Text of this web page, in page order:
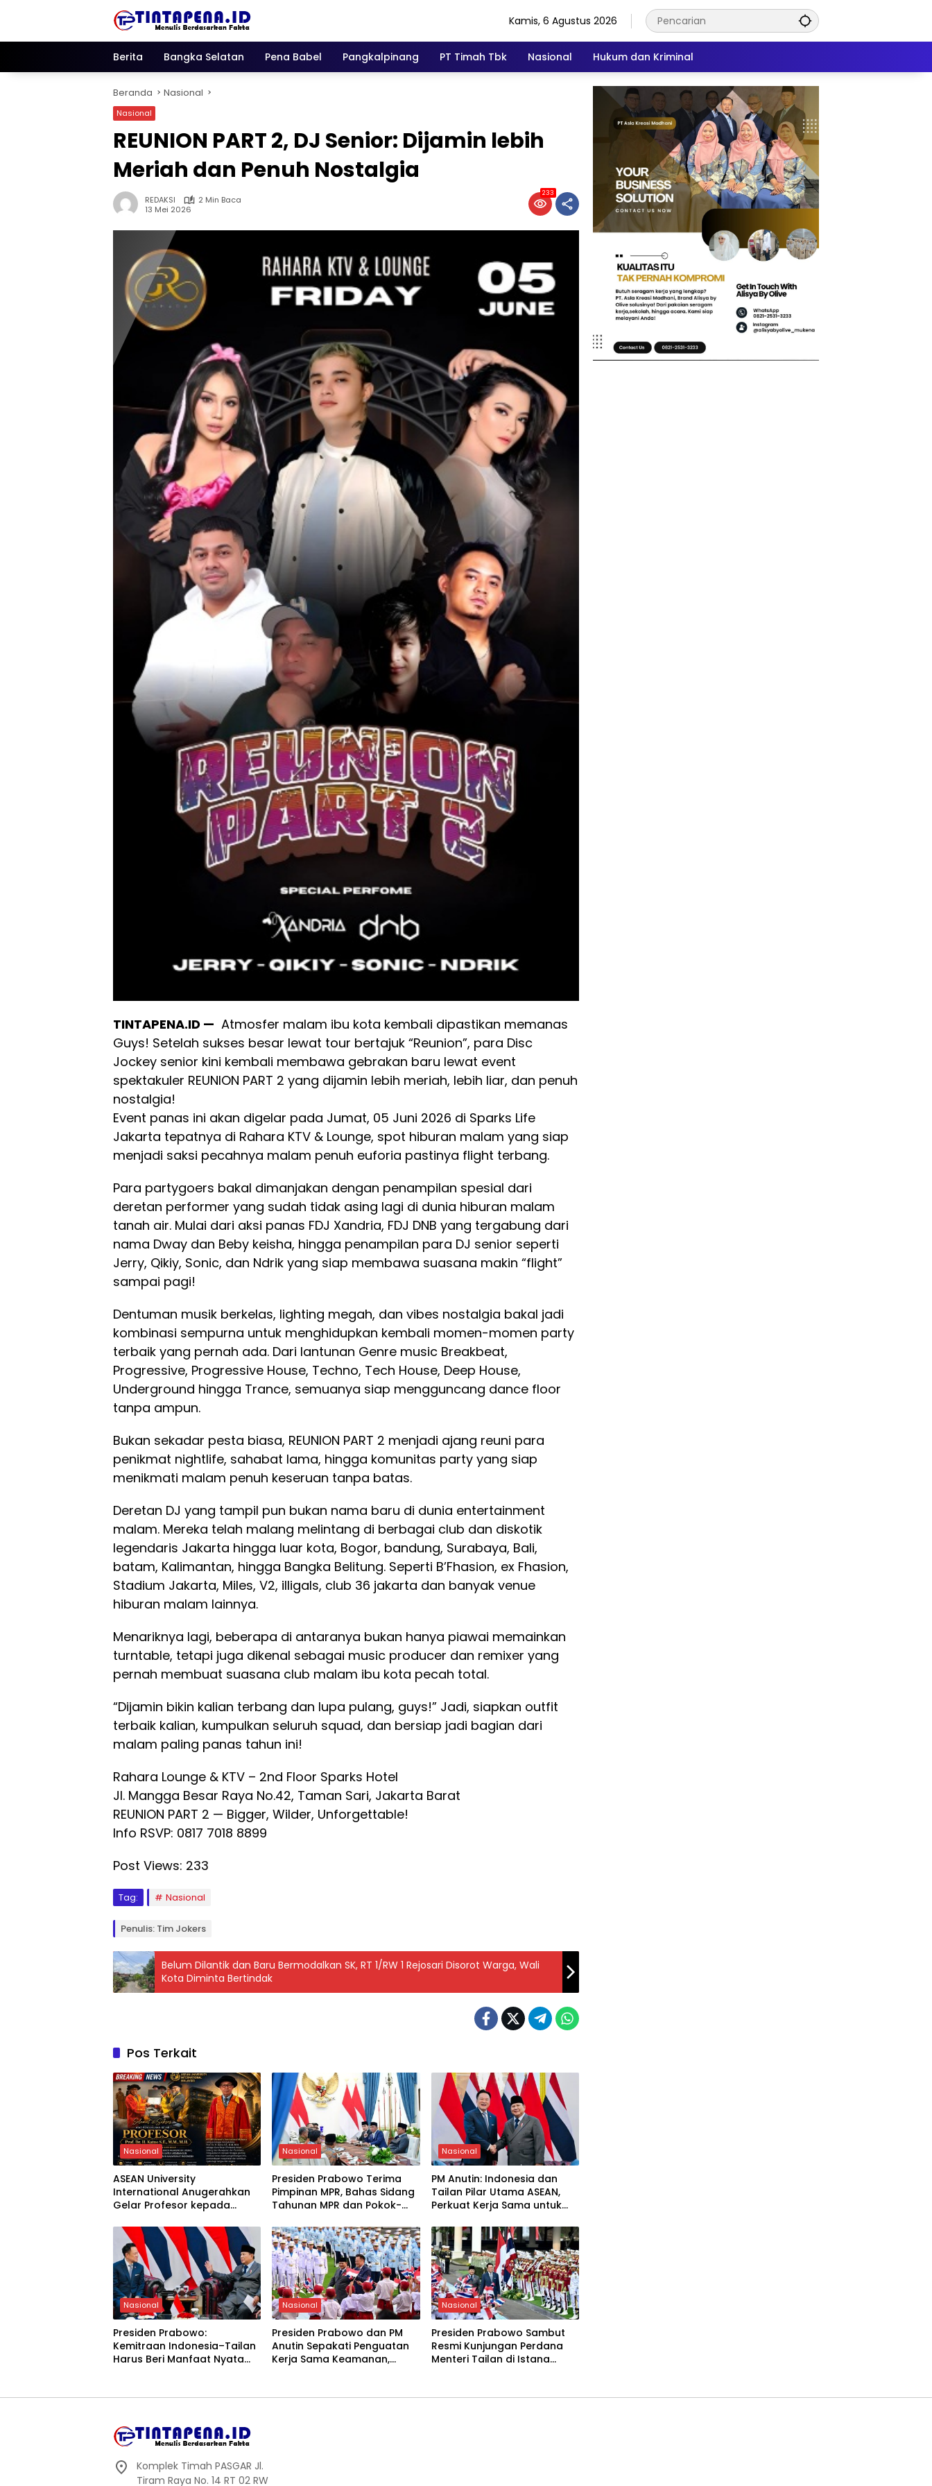
Kamis, 6 Agustus 2026
Berita Bangka Selatan Pena Babel Pangkalpinang PT Timah Tbk Nasional Hukum dan Kriminal
Beranda Nasional
Nasional
REUNION PART 2, DJ Senior: Dijamin lebih
Meriah dan Penuh Nostalgia
REDAKSI
2 Min Baca
13 Mei 2026
233
TINTAPENA.ID — Atmosfer malam ibu kota kembali dipastikan memanas
Guys! Setelah sukses besar lewat tour bertajuk “Reunion”, para Disc
Jockey senior kini kembali membawa gebrakan baru lewat event
spektakuler REUNION PART 2 yang dijamin lebih meriah, lebih liar, dan penuh
nostalgia!
Event panas ini akan digelar pada Jumat, 05 Juni 2026 di Sparks Life
Jakarta tepatnya di Rahara KTV & Lounge, spot hiburan malam yang siap
menjadi saksi pecahnya malam penuh euforia pastinya flight terbang.
Para partygoers bakal dimanjakan dengan penampilan spesial dari
deretan performer yang sudah tidak asing lagi di dunia hiburan malam
tanah air. Mulai dari aksi panas FDJ Xandria, FDJ DNB yang tergabung dari
nama Dway dan Beby keisha, hingga penampilan para DJ senior seperti
Jerry, Qikiy, Sonic, dan Ndrik yang siap membawa suasana makin “flight”
sampai pagi!
Dentuman musik berkelas, lighting megah, dan vibes nostalgia bakal jadi
kombinasi sempurna untuk menghidupkan kembali momen-momen party
terbaik yang pernah ada. Dari lantunan Genre music Breakbeat,
Progressive, Progressive House, Techno, Tech House, Deep House,
Underground hingga Trance, semuanya siap mengguncang dance floor
tanpa ampun.
Bukan sekadar pesta biasa, REUNION PART 2 menjadi ajang reuni para
penikmat nightlife, sahabat lama, hingga komunitas party yang siap
menikmati malam penuh keseruan tanpa batas.
Deretan DJ yang tampil pun bukan nama baru di dunia entertainment
malam. Mereka telah malang melintang di berbagai club dan diskotik
legendaris Jakarta hingga luar kota, Bogor, bandung, Surabaya, Bali,
batam, Kalimantan, hingga Bangka Belitung. Seperti B’Fhasion, ex Fhasion,
Stadium Jakarta, Miles, V2, illigals, club 36 jakarta dan banyak venue
hiburan malam lainnya.
Menariknya lagi, beberapa di antaranya bukan hanya piawai memainkan
turntable, tetapi juga dikenal sebagai music producer dan remixer yang
pernah membuat suasana club malam ibu kota pecah total.
“Dijamin bikin kalian terbang dan lupa pulang, guys!” Jadi, siapkan outfit
terbaik kalian, kumpulkan seluruh squad, dan bersiap jadi bagian dari
malam paling panas tahun ini!
Rahara Lounge & KTV – 2nd Floor Sparks Hotel
Jl. Mangga Besar Raya No.42, Taman Sari, Jakarta Barat
REUNION PART 2 — Bigger, Wilder, Unforgettable!
Info RSVP: 0817 7018 8899
Post Views: 233
Tag: Nasional
Penulis: Tim Jokers
Belum Dilantik dan Baru Bermodalkan SK, RT 1/RW 1 Rejosari Disorot Warga, Wali
Kota Diminta Bertindak
Pos Terkait
Nasional
ASEAN University
International Anugerahkan
Gelar Profesor kepada
Polri
Nasional
Presiden Prabowo Terima
Pimpinan MPR, Bahas Sidang
Tahunan MPR dan Pokok-
Nasional
PM Anutin: Indonesia dan
Tailan Pilar Utama ASEAN,
Perkuat Kerja Sama untuk
Nasional
Presiden Prabowo:
Kemitraan Indonesia–Tailan
Harus Beri Manfaat Nyata
Nasional
Presiden Prabowo dan PM
Anutin Sepakati Penguatan
Kerja Sama Keamanan,
Nasional
Presiden Prabowo Sambut
Resmi Kunjungan Perdana
Menteri Tailan di Istana
Komplek Timah PASGAR Jl.
Tiram Raya No. 14 RT 02 RW